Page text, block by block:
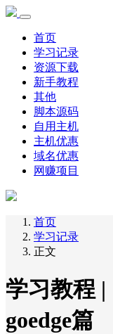
首页
学习记录
资源下载
新手教程
其他
脚本源码
自用主机
主机优惠
域名优惠
网赚项目
首页
学习记录
正文
学习教程
goedge篇